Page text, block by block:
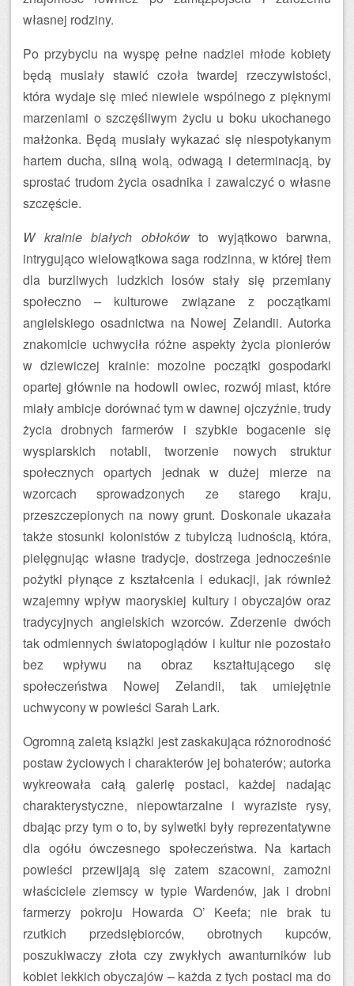
własnej rodziny.
Po przybyciu na wyspę pełne nadziei młode kobiety
będą musiały stawić czoła twardej rzeczywistości,
która wydaje się mieć niewiele wspólnego z pięknymi
marzeniami o szczęśliwym życiu u boku ukochanego
małżonka. Będą musiały wykazać się niespotykanym
hartem ducha, silną wolą, odwagą i determinacją, by
sprostać trudom życia osadnika i zawalczyć o własne
szczęście.
W krainie białych obłokówto wyjątkowo barwna,
intrygująco wielowątkowa saga rodzinna, w której tłem
dla burzliwych ludzkich losów stały się przemiany
społeczno – kulturowe związane z początkami
angielskiego osadnictwa na Nowej Zelandii. Autorka
znakomicie uchwyciła różne aspekty życia pionierów
w dziewiczej krainie: mozolne początki gospodarki
opartej głównie na hodowli owiec, rozwój miast, które
miały ambicje dorównać tym w dawnej ojczyźnie, trudy
życia drobnych farmerów i szybkie bogacenie się
wyspiarskich notabli, tworzenie nowych struktur
społecznych opartych jednak w dużej mierze na
wzorcach sprowadzonych ze starego kraju,
przeszczepionych na nowy grunt. Doskonale ukazała
także stosunki kolonistów z tubylczą ludnością, która,
pielęgnując własne tradycje, dostrzega jednocześnie
pożytki płynące z kształcenia i edukacji, jak również
wzajemny wpływ maoryskiej kultury i obyczajów oraz
tradycyjnych angielskich wzorców. Zderzenie dwóch
tak odmiennych światopoglądów i kultur nie pozostało
bez wpływu na obraz kształtującego się
społeczeństwa Nowej Zelandii, tak umiejętnie
uchwycony w powieści Sarah Lark.
Ogromną zaletą książki jest zaskakująca różnorodność
postaw życiowych i charakterów jej bohaterów; autorka
wykreowała całą galerię postaci, każdej nadając
charakterystyczne, niepowtarzalne i wyraziste rysy,
dbając przy tym o to, by sylwetki były reprezentatywne
dla ogółu ówczesnego społeczeństwa. Na kartach
powieści przewijają się zatem szacowni, zamożni
właściciele ziemscy w typie Wardenów, jak i drobni
farmerzy pokroju Howarda O’ Keefa; nie brak tu
rzutkich przedsiębiorców, obrotnych kupców,
poszukiwaczy złota czy zwykłych awanturników lub
kobiet lekkich obyczajów – każda z tych postaci ma do